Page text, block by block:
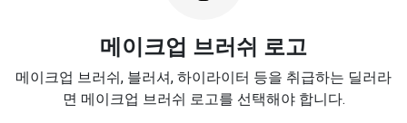
메이크업 브러쉬 로고
메이크업 브러쉬, 블러셔, 하이라이터 등을 취급하는 딜러라
면 메이크업 브러쉬 로고를 선택해야 합니다.